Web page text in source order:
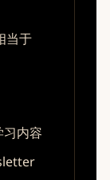
当于
内容